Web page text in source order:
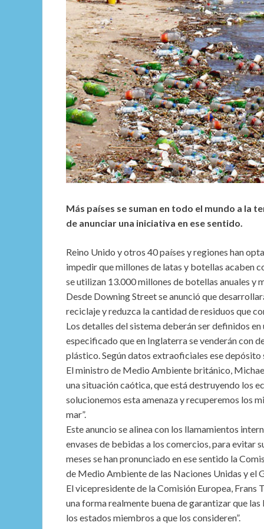
Más países se suman en todo el mundo a la
de anunciar una iniciativa en ese sentido.
Reino Unido y otros 40 países y regiones han
impedir que millones de latas y botellas acaben
se utilizan 13.000 millones de botellas anuales y
Desde Downing Street se anunció que
reciclaje y reduzca la cantidad de residuos que
Los detalles del sistema deberán ser definidos
especificado que en Inglaterra se venderán con
plástico. Según datos extraoficiales ese depósito
El ministro de Medio Ambiente británico,
una situación caótica, que está destruyendo los
solucionemos esta amenaza y recuperemos los
mar”.
Este anuncio se alinea con los llamamientos
envases de bebidas a los comercios, para evitar
meses se han pronunciado en ese sentido la
de Medio Ambiente de las Naciones Unidas y el
El vicepresidente de la Comisión Europea,
una forma realmente buena de garantizar que
los estados miembros a que los consideren”.